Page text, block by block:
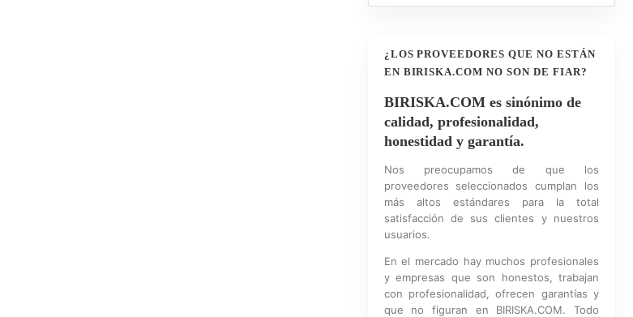
¿LOS PROVEEDORES QUE NO ESTÁN
EN BIRISKA.COM NO SON DE FIAR?
BIRISKA.COM es sinónimo de
calidad, profesionalidad,
honestidad y garantía.
Nos preocupamos de que los
proveedores seleccionados cumplan los
más altos estándares para la total
satisfacción de sus clientes y nuestros
usuarios.
En el mercado hay muchos profesionales
y empresas que son honestos, trabajan
con profesionalidad, ofrecen garantías y
que no figuran en BIRISKA.COM. Todo